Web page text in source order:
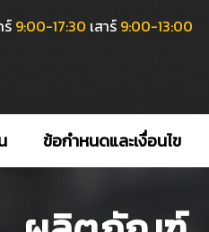
ร์ 9:00-17:30 เสาร์ 9:00-13:00
ข้อกำหนดและเงื่อนไข